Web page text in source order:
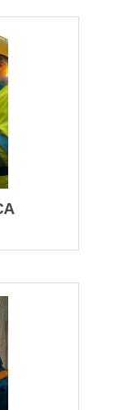
norma por
Use a lista
típicos:
unidades
de energia
planos de
de
verificação
redução